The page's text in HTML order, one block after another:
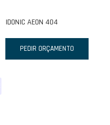
IDONIC AEON 404
PEDIR ORÇAMENTO